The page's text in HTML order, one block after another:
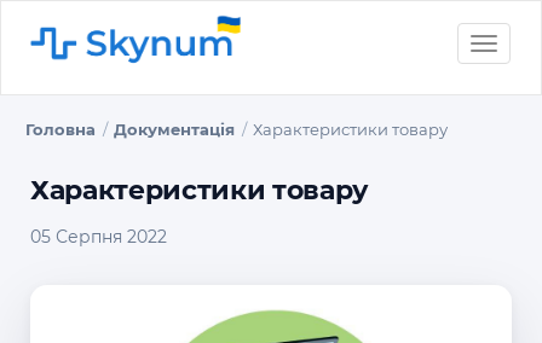
Toggle
Головна Документація Характеристики товару
Характеристики товару
05 Серпня 2022